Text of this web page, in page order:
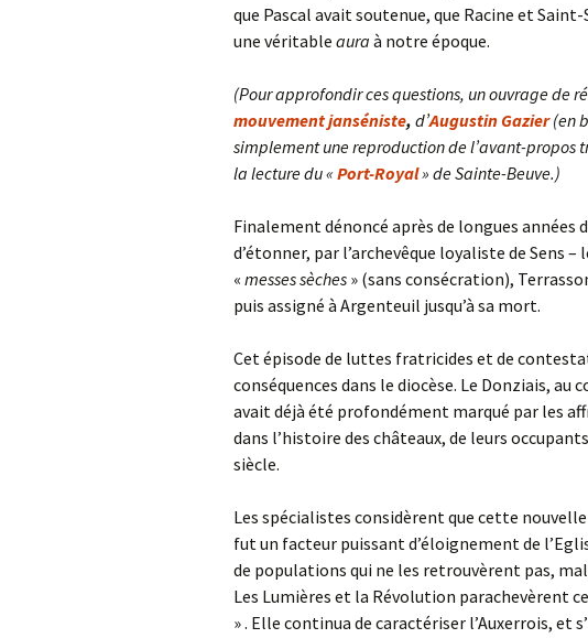
que Pascal avait soutenue, que Racine et
une véritable aura à notre époque.
(Pour approfondir ces questions, un ouvrage de
mouvement janséniste, d’Augustin Gazier(en
simplement une reproduction de l’avant-propos
la lecture du «Port-Royal» de Sainte-Beuve.)
Finalement dénoncé après de longues années
d’étonner, par l’archevêque loyaliste de Sens –
« messes sèches » (sans consécration),
puis assigné à Argenteuil jusqu’à sa mort.
Cet épisode de luttes fratricides et de
conséquences dans le diocèse. Le Donziais, au
avait déjà été profondément marqué par les
dans l’histoire des châteaux, de leurs
siècle.
Les spécialistes considèrent que cette
fut un facteur puissant d’éloignement de
de populations qui ne les retrouvèrent pas,
Les Lumières et la Révolution parachevèrent
» . Elle continua de caractériser l’Auxerrois, et